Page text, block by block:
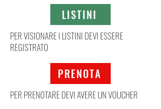
LISTINI
PER VISIONARE I LISTINI DEVI ESSERE
REGISTRATO
PRENOTA
PER PRENOTARE DEVI AVERE UN VOUCHER